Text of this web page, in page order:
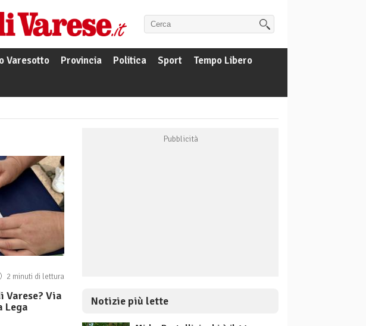
Varesotto Provincia Politica Sport
Tempo Libero
2 minuti di lettura
Via
Lega
Notizie più lette